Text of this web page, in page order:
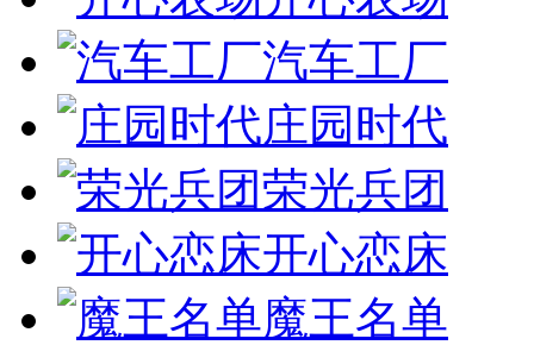
汽车工厂
庄园时代
荣光兵团
开心恋床
魔王名单